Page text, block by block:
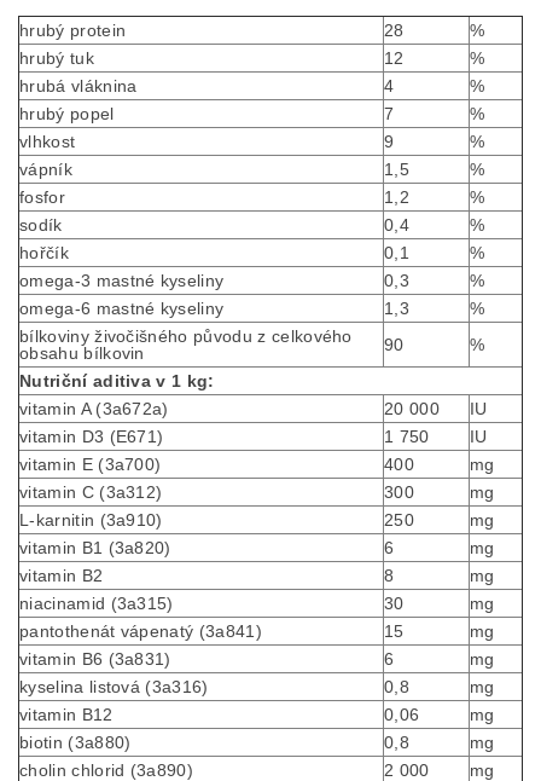
hrubý protein 28
%
hrubý tuk
12
%
hrubá vláknina
4
%
hrubý popel
7
%
vlhkost
9
%
vápník
1,5
%
fosfor
1,2
%
sodík
0,4
%
hořčík
0,1
%
omega-3 mastné kyseliny
0,3
%
omega-6 mastné kyseliny
1,3
%
bílkoviny živočišného původu z celkového
obsahu bílkovin
90
%
Nutriční aditiva v 1 kg:
vitamin A (3a672a)
20 000
IU
vitamin D3 (E671)
1 750
IU
vitamin E (3a700)
400
mg
vitamin C (3a312)
300
mg
L-karnitin (3a910)
250
mg
vitamin B1 (3a820)
6
mg
vitamin B2
8
mg
niacinamid (3a315)
30
mg
pantothenát vápenatý (3a841)
15
mg
vitamin B6 (3a831)
6
mg
kyselina listová (3a316)
0,8
mg
vitamin B12
0,06
mg
biotin (3a880)
0,8
mg
cholin chlorid (3a890)
2 000
mg